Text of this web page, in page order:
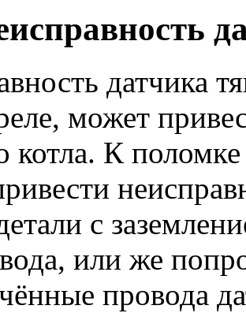
датчика
может
котла. К
с
или же
провода